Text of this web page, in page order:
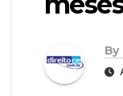
By